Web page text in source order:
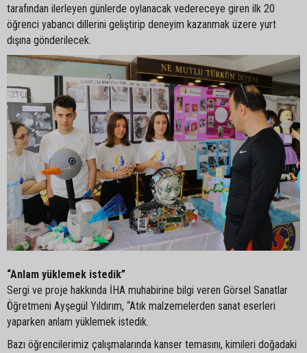
tarafından ilerleyen günlerde oylanacak vedereceye giren ilk 20
öğrenci yabancı dillerini geliştirip deneyim kazanmak üzere yurt
dışına gönderilecek.
“Anlam yüklemek istedik”
Sergi ve proje hakkında İHA muhabirine bilgi veren Görsel Sanatlar
Öğretmeni Ayşegül Yıldırım, “Atık malzemelerden sanat eserleri
yaparken anlam yüklemek istedik.
Bazı öğrencilerimiz çalışmalarında kanser temasını, kimileri doğadaki